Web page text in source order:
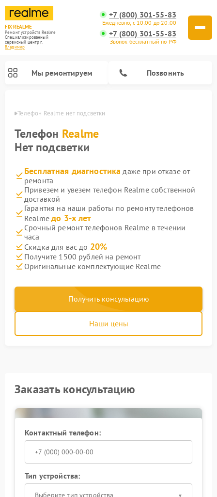
FIX-REALME
Ремонт устройств Realme
Специализированный
cервисный центр г.
Владимир
+7 (800) 301-55-83
Ежедневно, с 10:00 до 20:00
+7 (800) 301-55-83
Звонок бесплатный по РФ
Мы ремонтируем Позвонить
Телефон Realme нет подсветки
Телефон Realme
Нет подсветки
Бесплатная диагностика даже при отказе от
ремонта
Привезем и увезем телефон Realme собственной
доставкой
Гарантия на наши работы по ремонту телефонов
Realmeдо 3-х лет
Срочный ремонт телефонов Realme в течении
часа
Скидка для вас до 20%
Получите 1500 рублей на ремонт
Оригинальные комплектующие Realme
Получить консультацию
Наши цены
Заказать консультацию
Контактный телефон:
Тип устройства:
Выберите тип устройства